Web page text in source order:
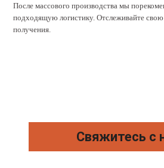
После массового производства мы
подходящую логистику. Отслеживайте
получения.
Свяжитесь с